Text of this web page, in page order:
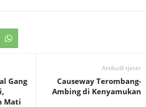
Gang
Mati
Artikulli tjetër
Causeway Terombang-
Ambing di Kenyamukan